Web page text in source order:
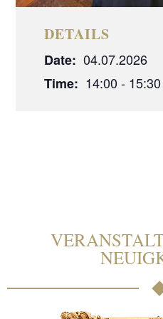
DETAILS
Date: 04.07.2026
Time: 14:00 - 15:30